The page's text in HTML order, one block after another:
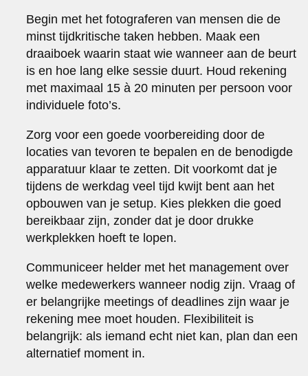
Begin met het fotograferen van mensen die de
minst tijdkritische taken hebben. Maak een
draaiboek waarin staat wie wanneer aan de beurt
is en hoe lang elke sessie duurt. Houd rekening
met maximaal 15 à 20 minuten per persoon voor
individuele foto’s.
Zorg voor een goede voorbereiding door de
locaties van tevoren te bepalen en de benodigde
apparatuur klaar te zetten. Dit voorkomt dat je
tijdens de werkdag veel tijd kwijt bent aan het
opbouwen van je setup. Kies plekken die goed
bereikbaar zijn, zonder dat je door drukke
werkplekken hoeft te lopen.
Communiceer helder met het management over
welke medewerkers wanneer nodig zijn. Vraag of
er belangrijke meetings of deadlines zijn waar je
rekening mee moet houden. Flexibiliteit is
belangrijk: als iemand echt niet kan, plan dan een
alternatief moment in.